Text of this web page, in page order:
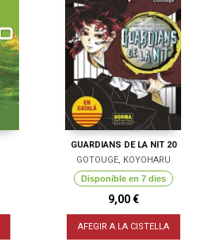
GUARDIANS DE LA NIT 20
GOTOUGE, KOYOHARU
Disponible en 7 dies
9,00 €
AFEGIR A LA CISTELLA